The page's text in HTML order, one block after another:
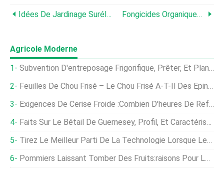
Idées De Jardinage Surélevé, Technique, Des Astuces Fongicides Organiques Faits Maison Pour Les Plantes De Jardin
Agricole Moderne
Subvention D'entreposage Frigorifique, Prêter, Et Plan D'affaires
Feuilles De Chou Frisé – Le Chou Frisé A-T-Il Des Épines
Exigences De Cerise Froide :combien D'heures De Refroidissement Pour Les Cerises
Faits Sur Le Bétail De Guernesey, Profil, Et Caractéristiques
Tirez Le Meilleur Parti De La Technologie Lorsque Les Marges Sont Minces
Pommiers Laissant Tomber Des Fruits:raisons Pour Lesquelles Les Pommes Tombent Prématurément